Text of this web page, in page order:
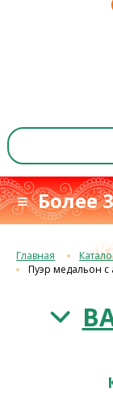
≡ Более
Главная
Пуэр медальон с